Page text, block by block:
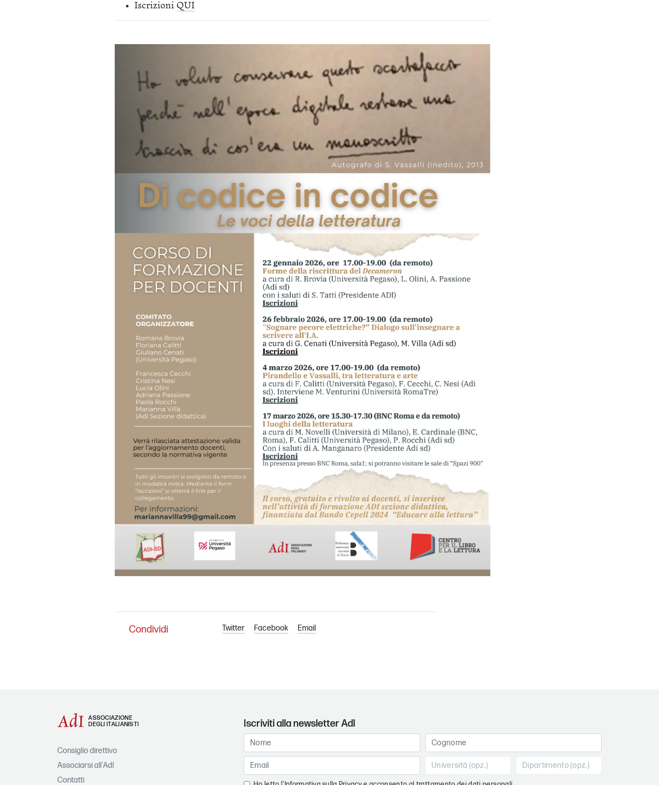
Iscrizioni QUI
Condividi Twitter Facebook Email
ASSOCIAZIONE
DEGLI ITALIANISTI
Consiglio direttivo
Associarsi all'AdI
Contatti
Iscriviti alla newsletter AdI